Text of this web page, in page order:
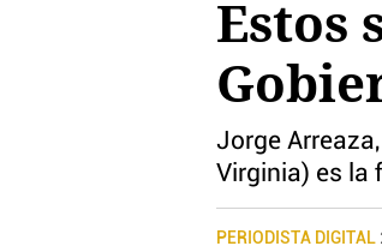
Estos
Jorge
Virginia) es la
PERIODISTA DIGITAL